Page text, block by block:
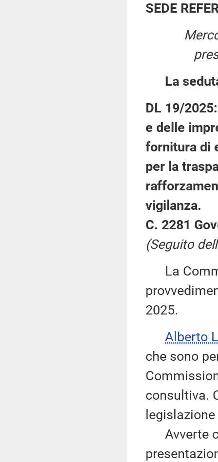
SEDE
La
DL 19/
e delle
fornitura di
per la
vigilanza.
C. 2281
(Seguito
La
2025.
Alberto
che sono
consultiva.
Avverte